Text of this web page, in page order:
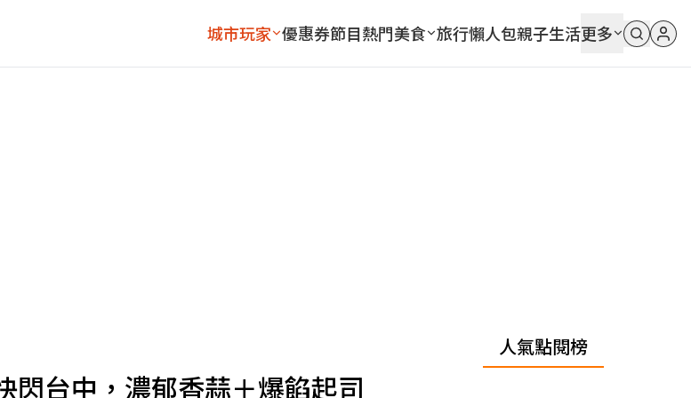
城市玩家 優惠券節目熱門美食 旅行懶人包親子生活更多
閃台中，濃郁香蒜＋爆餡起司
人氣點閱榜